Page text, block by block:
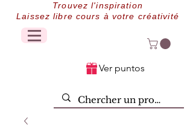
Trouvez l'inspiration
Laissez libre cours à votre créativité
Ver puntos